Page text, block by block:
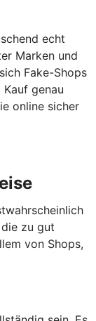
echt
Marken und
Fake-Shops
genau
online sicher
zu gut
von Shops,